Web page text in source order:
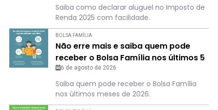
Saiba como declarar aluguel no Imposto de
Renda 2025 com facilidade.
BOLSA FAMÍLIA
Não erre mais e saiba quem pode
receber o Bolsa Família nos últimos 5
meses de 2026
6 de agosto de 2026
Saiba quem pode receber o Bolsa Família
nos últimos meses de 2026.